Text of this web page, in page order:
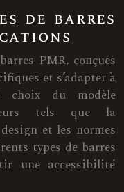
de barres
PMR, conçues
et s’adapter à
choix du modèle
tels que la
et les normes
types de barres
une accessibilité